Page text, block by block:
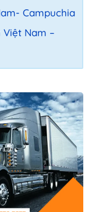
Campuchia
Nam –